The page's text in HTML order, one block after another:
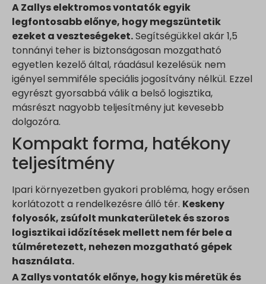
A Zallys elektromos vontatók egyik
legfontosabb előnye, hogy megszüntetik
ezeket a veszteségeket.Segítségükkel akár 1,5
tonnányi teher is biztonságosan mozgatható
egyetlen kezelő által, ráadásul kezelésük nem
igényel semmiféle speciális jogosítvány nélkül. Ezzel
egyrészt gyorsabbá válik a belső logisztika,
másrészt nagyobb teljesítmény jut kevesebb
dolgozóra.
Kompakt forma, hatékony
teljesítmény
Ipari környezetben gyakori probléma, hogy erősen
korlátozott a rendelkezésre álló tér. Keskeny
folyosók, zsúfolt munkaterületek és szoros
logisztikai időzítések mellett nem fér bele a
túlméretezett, nehezen mozgatható gépek
használata.
A Zallys vontatók előnye, hogy kis méretük és